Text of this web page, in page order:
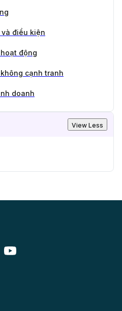
điều kiện
động
cạnh tranh
doanh
View Less